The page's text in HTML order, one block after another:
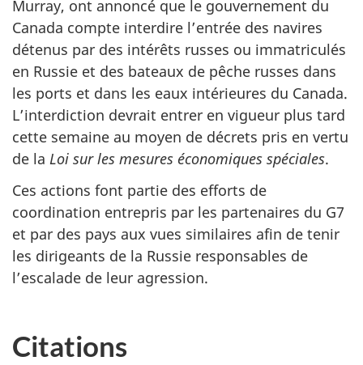
Murray, ont annoncé que le gouvernement du
Canada compte interdire l’entrée des navires
détenus par des intérêts russes ou immatriculés
en Russie et des bateaux de pêche russes dans
les ports et dans les eaux intérieures du Canada.
L’interdiction devrait entrer en vigueur plus tard
cette semaine au moyen de décrets pris en vertu
de la Loi sur les mesures économiques spéciales.
Ces actions font partie des efforts de
coordination entrepris par les partenaires du G7
et par des pays aux vues similaires afin de tenir
les dirigeants de la Russie responsables de
l’escalade de leur agression.
Citations